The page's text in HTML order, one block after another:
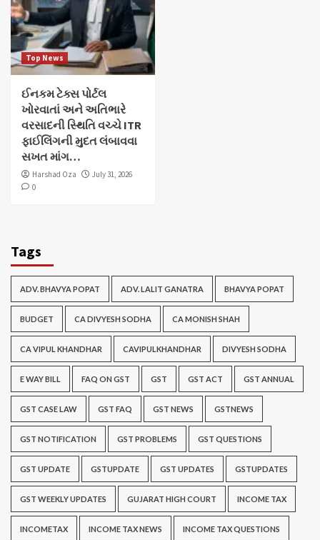
Top News
ઈનકમ ટેક્સ પોર્ટલ
ખોરવાતાં અને અતિભારે
વરસાદની સ્થિતિ વચ્ચે ITR
ફાઈલિંગની મુદત લંબાવવા
સખત માંગ…
Harshad Oza
July 31, 2026
0
Tags
ADV. BHAVYA POPAT ADV. LALIT GANATRA BHAVYA POPAT
BUDGET CA DIVYESH SODHA CA MONISH SHAH
CA VIPUL KHANDHAR CAVIPULKHANDHAR DIVYESH SODHA
E WAY BILL FAQ ON GST GST GST ACT GST ANNUAL
GST CASE LAW GST FAQ GST NEWS GSTNEWS
GST NOTIFICATION GST PROBLEMS GST QUESTIONS
GST UPDATE GSTUPDATE GST UPDATES GSTUPDATES
GST WEEKLY UPDATES GUJARAT HIGH COURT INCOME TAX
INCOMETAX INCOME TAX NEWS INCOME TAX QUESTIONS